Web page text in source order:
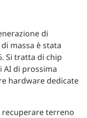
di
massa è stata
Si tratta di chip
di prossima
hardware dedicate
recuperare terreno